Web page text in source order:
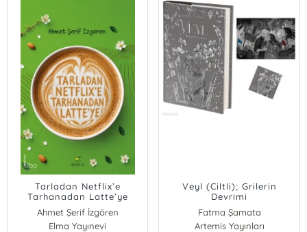
Tarladan Netflix’e
Tarhanadan Latte’ye
Ahmet Şerif İzgören
Elma Yayınevi
Veyl (Ciltli); Grilerin
Devrimi
Fatma Şamata
Artemis Yayınları